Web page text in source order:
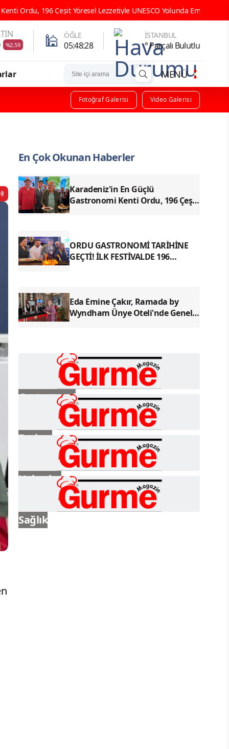
Lezzetiyle UNESCO Yolunda Emin Adımlarla İlerliyor
%2,59 🕌 ÖĞLE
05:48:26
İSTANBUL
° Parçalı Bulutlu
MENÜ
Fotoğraf Galerisi Video Galerisi
En Çok Okunan Haberler
Karadeniz'in En Güçlü
Gastronomi Kenti Ordu, 196 Çeşit
ORDU GASTRONOMİ TARİHİNE
GEÇTİ! İLK FESTİVALDE 196
Eda Emine Çakır, Ramada by
Wyndham Ünye Oteli'nde Genel
Gastronomi
Turizm
Haberler
Sağlık